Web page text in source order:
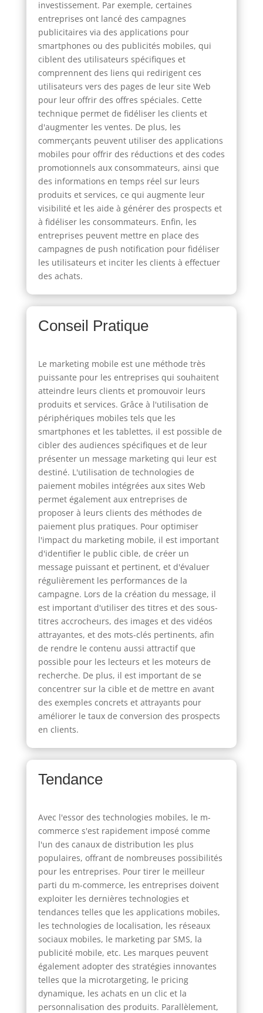
investissement. Par exemple, certaines
entreprises ont lancé des campagnes
publicitaires via des applications pour
smartphones ou des publicités mobiles, qui
ciblent des utilisateurs spécifiques et
comprennent des liens qui redirigent ces
utilisateurs vers des pages de leur site Web
pour leur offrir des offres spéciales. Cette
technique permet de fidéliser les clients et
d'augmenter les ventes. De plus, les
commerçants peuvent utiliser des applications
mobiles pour offrir des réductions et des codes
promotionnels aux consommateurs, ainsi que
des informations en temps réel sur leurs
produits et services, ce qui augmente leur
visibilité et les aide à générer des prospects et
à fidéliser les consommateurs. Enfin, les
entreprises peuvent mettre en place des
campagnes de push notification pour fidéliser
les utilisateurs et inciter les clients à effectuer
des achats.
Conseil Pratique
Le marketing mobile est une méthode très
puissante pour les entreprises qui souhaitent
atteindre leurs clients et promouvoir leurs
produits et services. Grâce à l'utilisation de
périphériques mobiles tels que les
smartphones et les tablettes, il est possible de
cibler des audiences spécifiques et de leur
présenter un message marketing qui leur est
destiné. L'utilisation de technologies de
paiement mobiles intégrées aux sites Web
permet également aux entreprises de
proposer à leurs clients des méthodes de
paiement plus pratiques. Pour optimiser
l'impact du marketing mobile, il est important
d'identifier le public cible, de créer un
message puissant et pertinent, et d'évaluer
régulièrement les performances de la
campagne. Lors de la création du message, il
est important d'utiliser des titres et des sous-
titres accrocheurs, des images et des vidéos
attrayantes, et des mots-clés pertinents, afin
de rendre le contenu aussi attractif que
possible pour les lecteurs et les moteurs de
recherche. De plus, il est important de se
concentrer sur la cible et de mettre en avant
des exemples concrets et attrayants pour
améliorer le taux de conversion des prospects
en clients.
Tendance
Avec l'essor des technologies mobiles, le m-
commerce s'est rapidement imposé comme
l'un des canaux de distribution les plus
populaires, offrant de nombreuses possibilités
pour les entreprises. Pour tirer le meilleur
parti du m-commerce, les entreprises doivent
exploiter les dernières technologies et
tendances telles que les applications mobiles,
les technologies de localisation, les réseaux
sociaux mobiles, le marketing par SMS, la
publicité mobile, etc. Les marques peuvent
également adopter des stratégies innovantes
telles que la microtargeting, le pricing
dynamique, les achats en un clic et la
personnalisation des produits. Parallèlement,